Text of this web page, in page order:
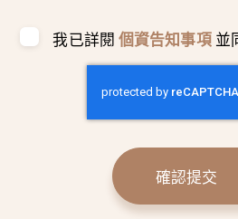
我已詳閱 個資告知事項 並
確認提交